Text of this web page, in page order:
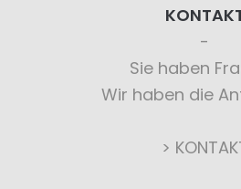
Sie haben
Wir haben die
>